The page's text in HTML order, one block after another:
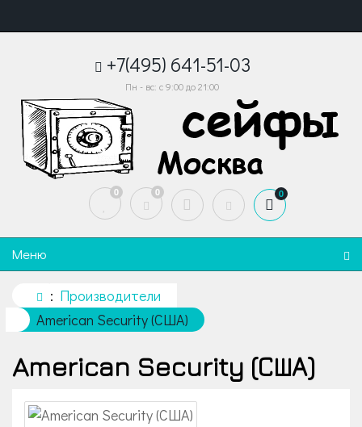
+7(495) 641-51-03
Пн - вс: с 9:00 до 21:00
0 0 0
Меню
Производители
American Security (США)
American Security (США)